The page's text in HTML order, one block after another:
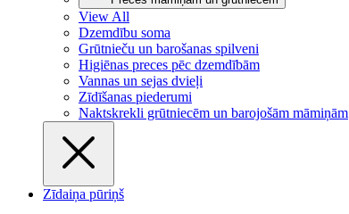
View All
Dzemdību soma
Grūtnieču un barošanas spilveni
Higiēnas preces pēc dzemdībām
Vannas un sejas dvieļi
Zīdīšanas piederumi
Naktskrekli grūtniecēm un barojošām māmiņām
Zīdaiņa pūriņš